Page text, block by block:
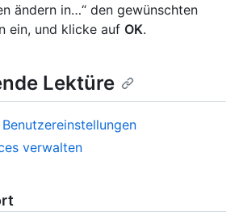
ändern in…“ den gewünschten
ein, und klicke auf OK.
Lektüre
verwalten